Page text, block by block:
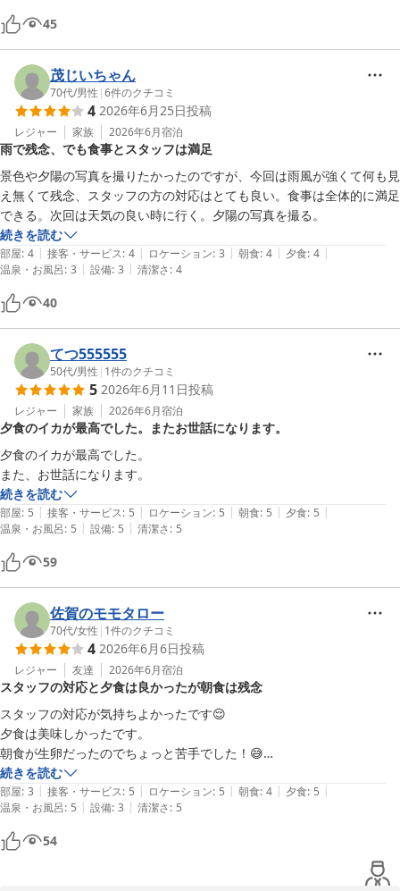
45
茂じいちゃん
70代/男性 |6件のクチコミ
4 2026年6月25日投稿
レジャー 家族 2026年6月宿泊
雨で残念、でも食事とスタッフは満足
景色や夕陽の写真を撮りたかったのですが、今回は雨風が強くて何も見
え無くて残念、スタッフの方の対応はとても良い。食事は全体的に満足
できる。次回は天気の良い時に行く。夕陽の写真を撮る。
続きを読む
部屋: 4 | 接客・サービス: 4 | ロケーション: 3 | 朝食: 4 | 夕食: 4 |
温泉・お風呂: 3 | 設備: 3 | 清潔さ: 4
40
てつ555555
50代/男性 | 1件のクチコミ
5 2026年6月11日投稿
レジャー 家族 2026年6月宿泊
夕食のイカが最高でした。またお世話になります。
夕食のイカが最高でした。
また、お世話になります。
続きを読む
部屋: 5 | 接客・サービス: 5 | ロケーション: 5 | 朝食: 5 | 夕食: 5 |
温泉・お風呂: 5 | 設備: 5 | 清潔さ: 5
59
佐賀のモモタロー
70代/女性 | 1件のクチコミ
4 2026年6月6日投稿
レジャー 友達 2026年6月宿泊
スタッフの対応と夕食は良かったが朝食は残念
スタッフの対応が気持ちよかったです😌
夕食は美味しかったです。
朝食が生卵だったのでちょっと苦手でした！😅
温泉卵ならよかったです。
続きを読む
部屋: 3 | 接客・サービス: 5 | ロケーション: 5 | 朝食: 4 | 夕食: 5 |
温泉・お風呂: 5 | 設備: 3 | 清潔さ: 5
54